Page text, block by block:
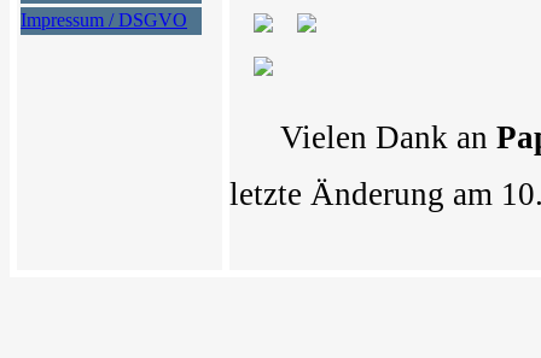
Impressum / DSGVO
Vielen Dank an
letzte Änderung am